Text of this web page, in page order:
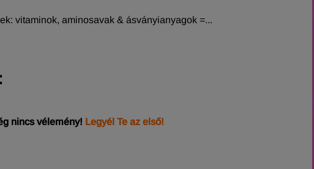
vitaminok, aminosavak & ásványianyagok =...
nincs vélemény! Legyél Te az első!